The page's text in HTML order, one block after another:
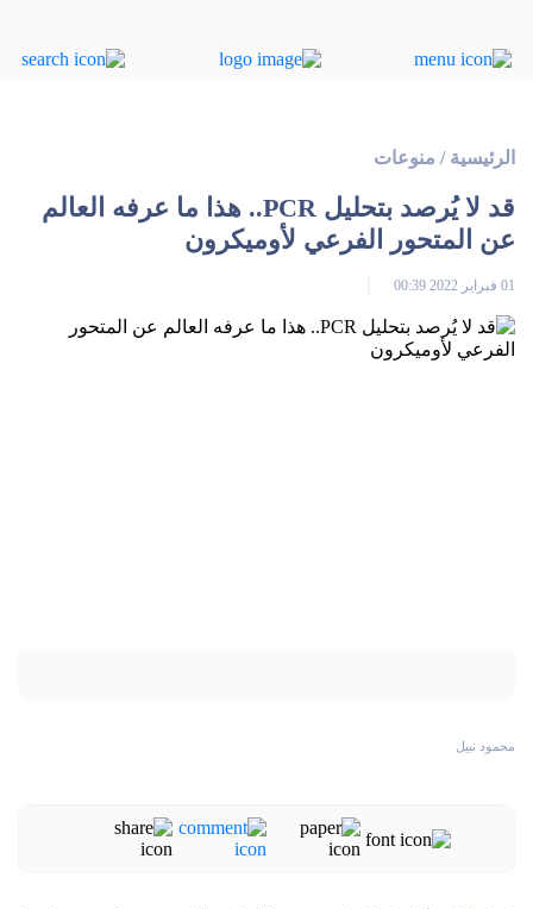
الرئيسية / منوعات
قد لا يُرصد بتحليل PCR.. هذا ما عرفه العالم
عن المتحور الفرعي لأوميكرون
01 فبراير 2022 00:39
محمود نبيل